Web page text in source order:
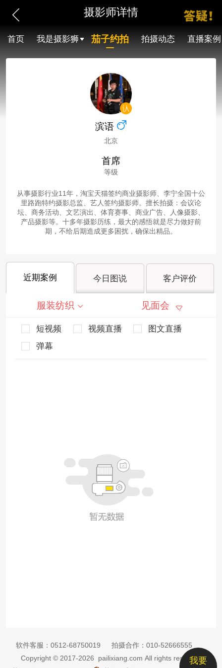
摄影师详情
首页 我是摄影狮 茄子约拍 拍摄动态 直播案例
滨语
北京
首席
等级
从事摄影行业11年，淘宝天猫签约商业摄影师、李宁全国十公
里路跑特约摄影总监、艺人签约摄影师。擅长拍摄：会议论
坛、商务活动、文艺演出、体育赛事、商业广告、人像摄影、
产品摄影等。十多年摄影历练，最大的感悟就是尽力做好前
期，不给后期造成更多困扰，确保出精品。
近期案例 今日图说 客户评价
服装纺织 见面会
短视频 视频直播
图文直播
弹幕
我要
软件客服： 0512-68750019 拍摄合作： 010-52666555
Copyright © 2017-2026 pailixiang.com All rights reserved